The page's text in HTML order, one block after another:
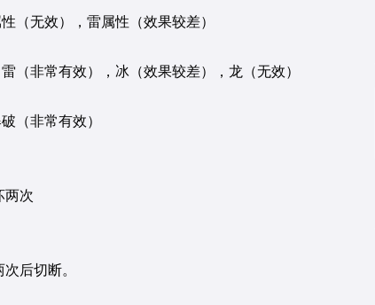
（无效），雷属性（效果较差）
（非常有效），冰（效果较差），龙（无效）
（非常有效）
两次
后切断。